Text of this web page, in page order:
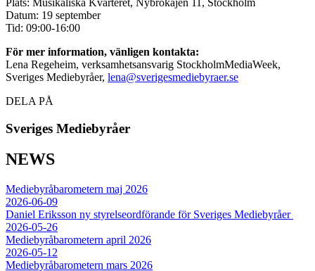
Datum: 19 september
Tid: 09:00-16:00
För mer information, vänligen kontakta:
Lena Regeheim, verksamhetsansvarig StockholmMediaWeek,
Sveriges Mediebyråer, lena@sverigesmediebyraer.se
DELA PÅ
Sveriges Mediebyråer
NEWS
Mediebyråbarometern maj 2026
2026-06-09
Daniel Eriksson ny styrelseordförande för Sveriges Mediebyråer
2026-05-26
Mediebyråbarometern april 2026
2026-05-12
Mediebyråbarometern mars 2026